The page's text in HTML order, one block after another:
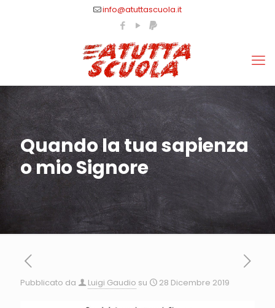
info@atuttascuola.it
Quando la tua sapienza
o mio Signore
Pubblicato da Luigi Gaudio su 28 Dicembre 2019